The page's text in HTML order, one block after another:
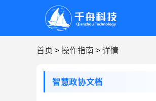
首页 >操作指南 >详情
智慧政协文档